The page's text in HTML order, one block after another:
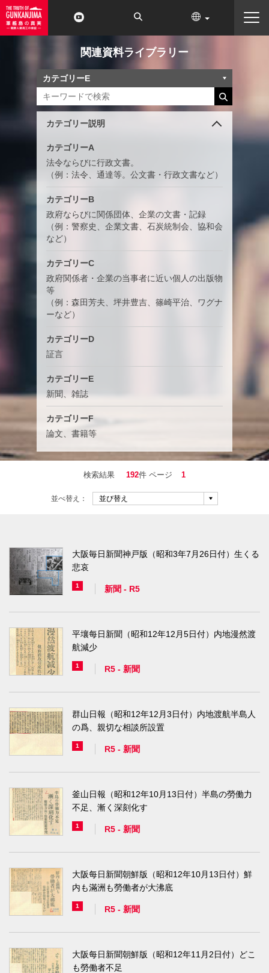
関連資料ライブラリー
カテゴリー説明
カテゴリーA
法令ならびに行政文書。
（例：法令、通達等。公文書・行政文書など）
カテゴリーB
政府ならびに関係団体、企業の文書・記録
（例：警察史、企業文書、石炭統制会、協和会
など）
カテゴリーC
政府関係者・企業の当事者に近い個人の出版物
等
（例：森田芳夫、坪井豊吉、篠崎平治、ワグナ
ーなど）
カテゴリーD
証言
カテゴリーE
新聞、雑誌
カテゴリーF
論文、書籍等
検索結果 192件 ページ 1
並べ替え：
大阪毎日新聞神戸版（昭和3年7月26日付）生くる
悲哀
1 新聞 - R5
平壤每日新聞（昭和12年12月5日付）内地漫然渡
航減少
1 R5 - 新聞
群山日報（昭和12年12月3日付）内地渡航半島人
の爲、親切な相談所設置
1 R5 - 新聞
釜山日報（昭和12年10月13日付）半島の勞働力
不足、漸く深刻化す
1 R5 - 新聞
大阪每日新聞朝鮮版（昭和12年10月13日付）鮮
内も滿洲も勞働者が大沸底
1 R5 - 新聞
大阪每日新聞朝鮮版（昭和12年11月2日付）どこ
も勞働者不足